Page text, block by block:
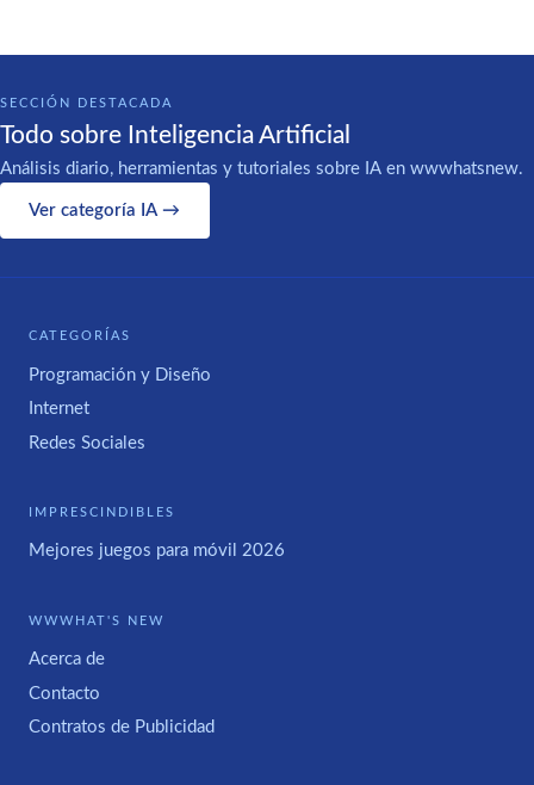
SECCIÓN DESTACADA
Todo sobre Inteligencia Artificial
Análisis diario, herramientas y tutoriales sobre IA en wwwhatsnew.
Ver categoría IA →
CATEGORÍAS
Programación y Diseño
Internet
Redes Sociales
IMPRESCINDIBLES
Mejores juegos para móvil 2026
WWWHAT'S NEW
Acerca de
Contacto
Contratos de Publicidad